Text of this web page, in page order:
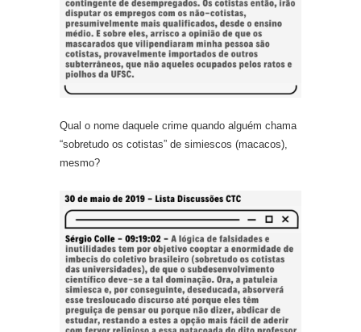
Qual o nome daquele crime quando alguém chama
“sobretudo os cotistas” de simiescos (macacos),
mesmo?